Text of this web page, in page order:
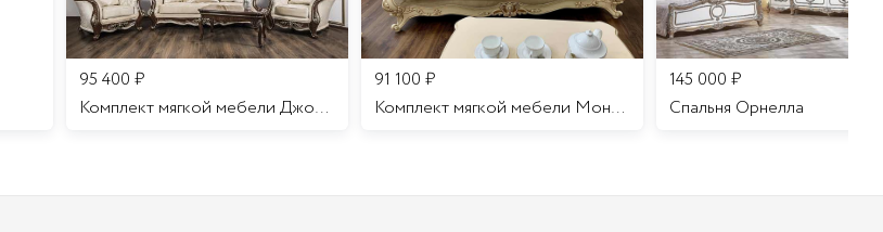
95 400 ₽
Комплект мягкой мебели Джоконда
91 100 ₽
Комплект мягкой мебели Мона Лиза
145 000 ₽
Cпальня Орнелла